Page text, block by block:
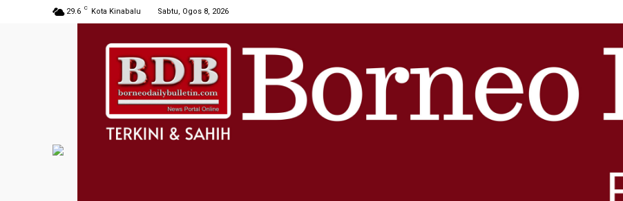
29.6 C Kota Kinabalu Sabtu, Ogos 8, 2026